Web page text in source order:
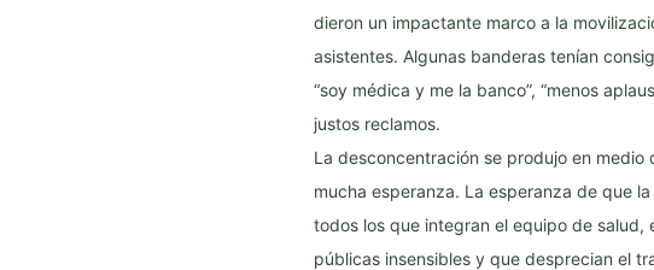
dieron un impactante marco a la
asistentes. Algunas banderas tenían
“soy médica y me la banco”, “menos
justos reclamos.
La desconcentración se produjo en
mucha esperanza. La esperanza de que
todos los que integran el equipo de
públicas insensibles y que desprecian el